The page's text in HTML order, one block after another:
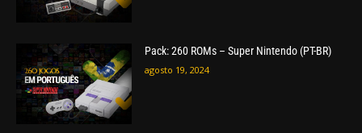
Pack: 260 ROMs – Super Nintendo (PT-BR)
agosto 19, 2024